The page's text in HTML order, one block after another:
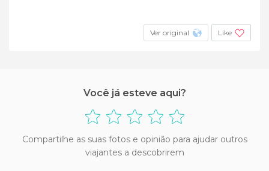
Ver original Like
Você já esteve aqui?
Compartilhe as suas fotos e opinião para ajudar outros
viajantes a descobrirem